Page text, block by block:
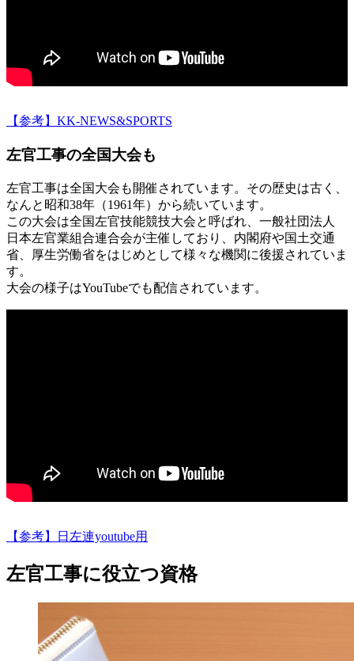
【参考】KK-NEWS&SPORTS
左官工事の全国大会も
左官工事は全国大会も開催されています。その歴史は古く、
なんと昭和38年（1961年）から続いています。
この大会は全国左官技能競技大会と呼ばれ、一般社団法人
日本左官業組合連合会が主催しており、内閣府や国土交通
省、厚生労働省をはじめとして様々な機関に後援されていま
す。
大会の様子はYouTubeでも配信されています。
【参考】日左連youtube用
左官工事に役立つ資格